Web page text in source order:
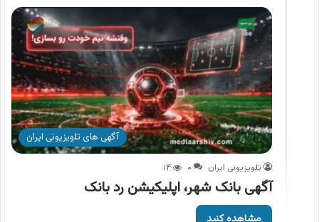
آگهی های تلویزیونی ایران
تلویزیونی ایران ۰ ۱۴
آگهی بانک شهر، اپلیکیشن رد بانک